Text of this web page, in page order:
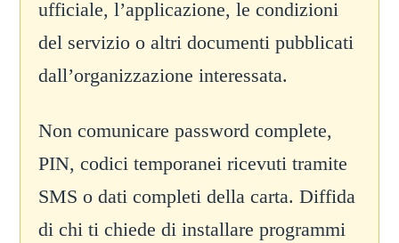
ufficiale, l’applicazione, le condizioni
del servizio o altri documenti pubblicati
dall’organizzazione interessata.
Non comunicare password complete,
PIN, codici temporanei ricevuti tramite
SMS o dati completi della carta. Diffida
di chi ti chiede di installare programmi